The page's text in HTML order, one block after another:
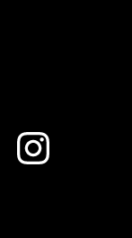
Instagram